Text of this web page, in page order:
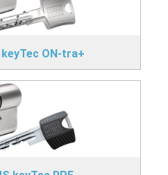
keyTec ON-tra+